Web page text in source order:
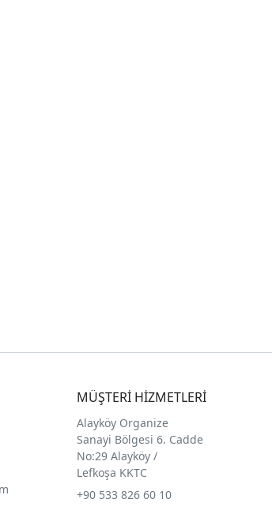
MÜŞTERİ HİZMETLERİ
Alayköy Organize
Sanayi Bölgesi 6. Cadde
No:29 Alayköy /
Lefkoşa KKTC
+90 533 826 60 10